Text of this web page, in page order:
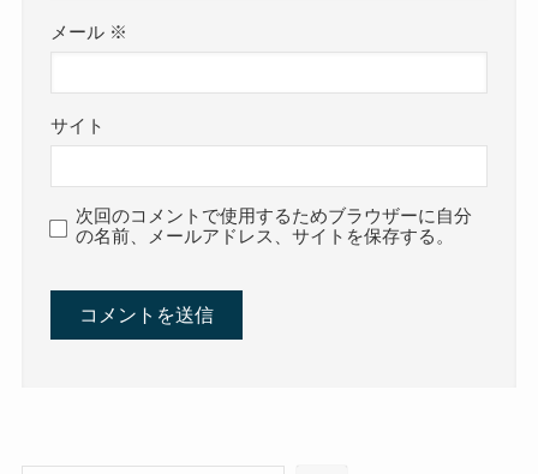
メール ※
サイト
次回のコメントで使用するためブラウザーに自分
の名前、メールアドレス、サイトを保存する。